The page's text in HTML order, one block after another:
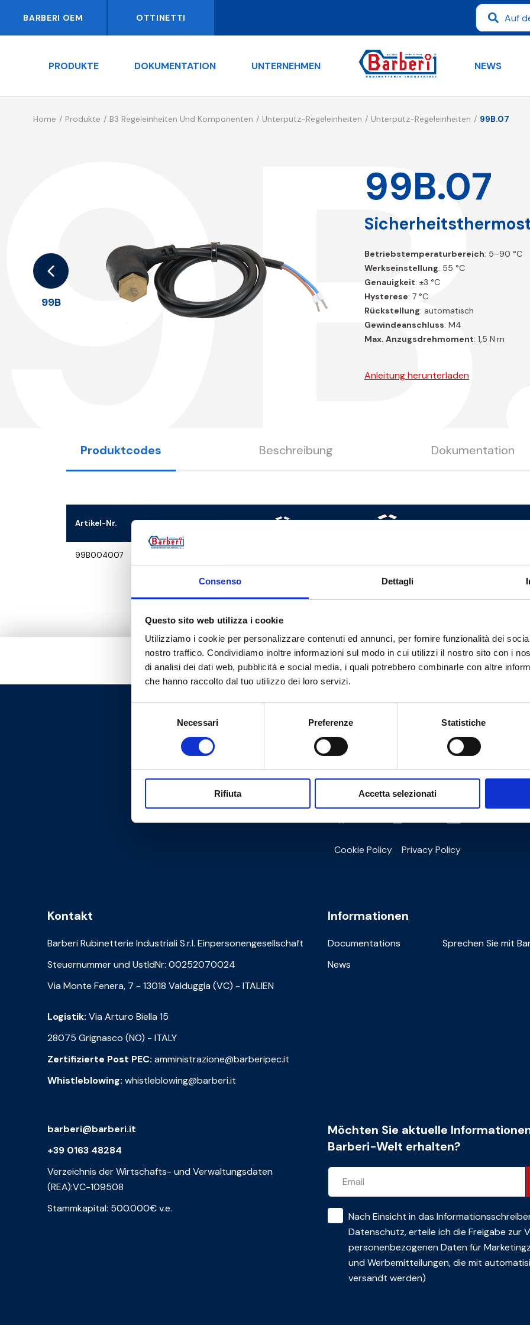
Consenso Dettagli
Questo sito web utilizza i cookie
Utilizziamo i cookie per personalizzare contenuti ed annunci, per fornire funzionalità dei
nostro traffico. Condividiamo inoltre informazioni sul modo in cui utilizzi il nostro sito con i
di analisi dei dati web, pubblicità e social media, i quali potrebbero combinarle con altre
che hanno raccolto dal tuo utilizzo dei loro servizi.
Necessari Preferenze Statistiche
Rifiuta Accetta selezionati
BARBERI OEM OTTINETTI
PRODUKTE DOKUMENTATION UNTERNEHMEN NEWS
Home Produkte B3 Regeleinheiten Und Komponenten Unterputz-Regeleinheiten Unterputz-Regeleinheiten 99B.07
99B
99B.07
Betriebstemperaturbereich: 5–90 °C
Werkseinstellung: 55 °C
Genauigkeit: ±3 °C
Hysterese: 7 °C
Rückstellung: automatisch
Gewindeanschluss: M4
Max. Anzugsdrehmoment: 1,5 N·m
Anleitung herunterladen
Produktcodes Beschreibung Dokumentation
Artikel-Nr. 3D-
99B004007
Brauchen Sie Hilfe?
Cookie Policy Privacy Policy
Kontakt
Barberi Rubinetterie Industriali S.r.l. Einpersonengesellschaft
Steuernummer und UstIdNr: 00252070024
Via Monte Fenera, 7 - 13018 Valduggia (VC) - ITALIEN
Logistik: Via Arturo Biella 15
28075 Grignasco (NO) - ITALY
Zertifizierte Post PEC: amministrazione@barberipec.it
Whistleblowing: whistleblowing@barberi.it
Informationen
Documentations
Sprechen Sie mit
News
barberi@barberi.it
+39 0163 48284
Verzeichnis der Wirtschafts- und Verwaltungsdaten
(REA):VC-109508
Stammkapital: 500.000€ v.e.
Möchten Sie aktuelle
Barberi-Welt erhalten?
Nach Einsicht in das
Datenschutz, erteile ich die Freigabe zur
personenbezogenen Daten für
und Werbemitteilungen, die mit
versandt werden)